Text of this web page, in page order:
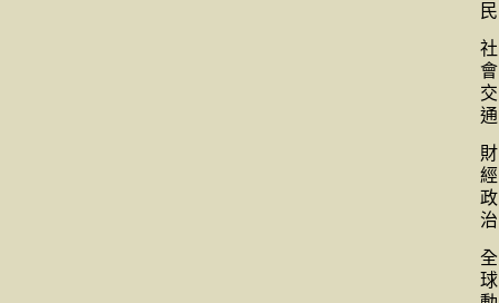
民
社
會
交
通
財
經
政
治
全
球